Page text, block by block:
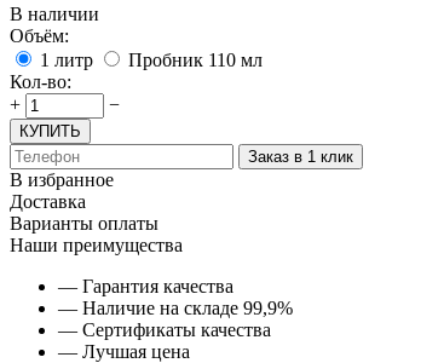
В наличии
Объём:
1 литр
Пробник 110 мл
Кол-во:
+
−
КУПИТЬ
Заказ в 1 клик
В избранное
Доставка
Варианты оплаты
Наши преимущества
— Гарантия качества
— Наличие на складе 99,9%
— Сертификаты качества
— Лучшая цена